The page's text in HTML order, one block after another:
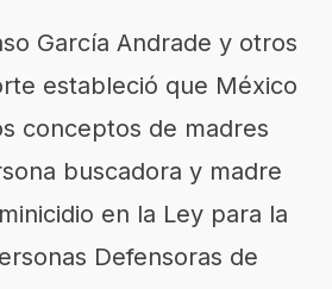
García Andrade y otros
estableció que México
conceptos de madres
buscadora y madre
en la Ley para la
Defensoras de